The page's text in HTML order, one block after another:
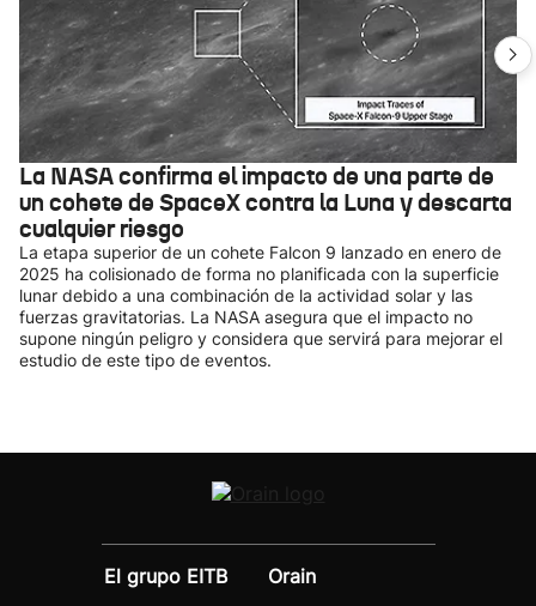
La NASA confirma el impacto de una parte de
un cohete de SpaceX contra la Luna y descarta
cualquier riesgo
La etapa superior de un cohete Falcon 9 lanzado en enero de
2025 ha colisionado de forma no planificada con la superficie
lunar debido a una combinación de la actividad solar y las
fuerzas gravitatorias. La NASA asegura que el impacto no
supone ningún peligro y considera que servirá para mejorar el
estudio de este tipo de eventos.
El grupo EITB
Orain